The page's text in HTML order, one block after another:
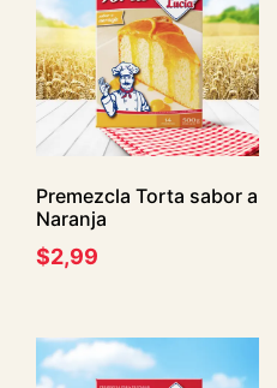
Premezcla Torta sabor a
Naranja
$2,99